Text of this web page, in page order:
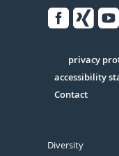
Serivce
privacy
accessibility
Contact
Diversity